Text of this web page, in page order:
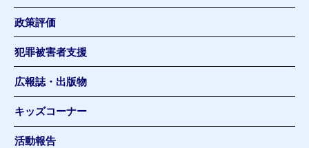
政策評価
犯罪被害者支援
広報誌・出版物
キッズコーナー
活動報告